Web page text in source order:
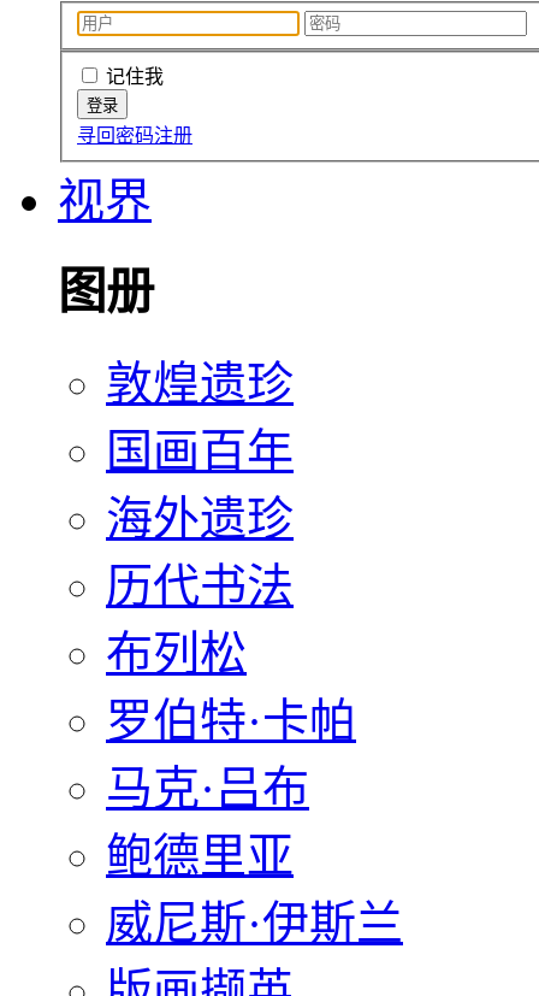
记住我
寻回密码注册
视界
图册
敦煌遗珍
国画百年
海外遗珍
历代书法
布列松
罗伯特·卡帕
马克·吕布
鲍德里亚
威尼斯·伊斯兰